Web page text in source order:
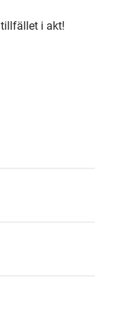
i akt!